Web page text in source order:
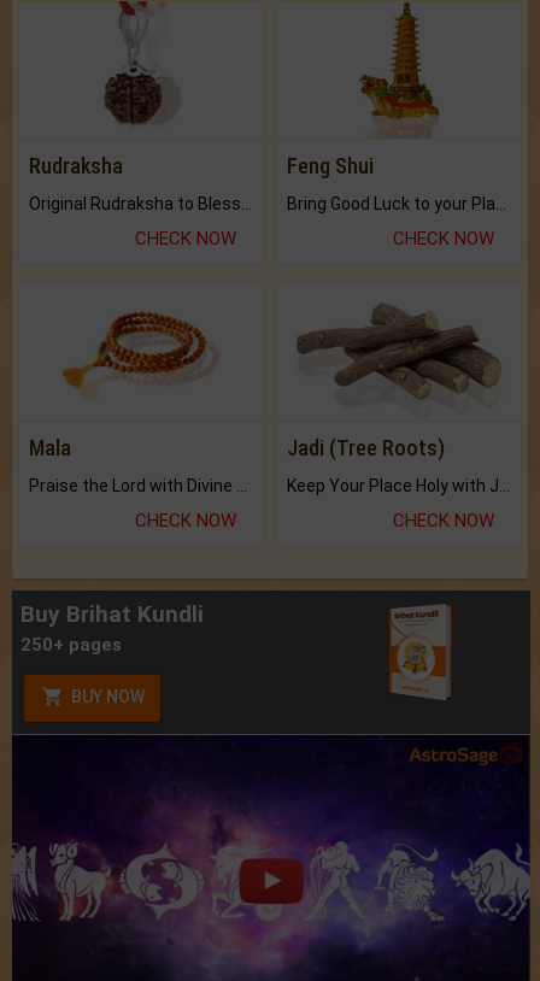
Rudraksha
CHECK NOW
Feng Shui
CHECK NOW
Mala
Praise the Lord with Divine Energies of Mala.
CHECK NOW
Jadi (Tree Roots)
Keep Your Place Holy with Jadi.
CHECK NOW
Buy Brihat Kundli
250+ pages
BUY NOW